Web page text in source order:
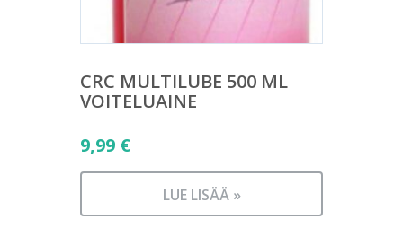
CRC MULTILUBE 500 ML
VOITELUAINE
9,99 €
LUE LISÄÄ »